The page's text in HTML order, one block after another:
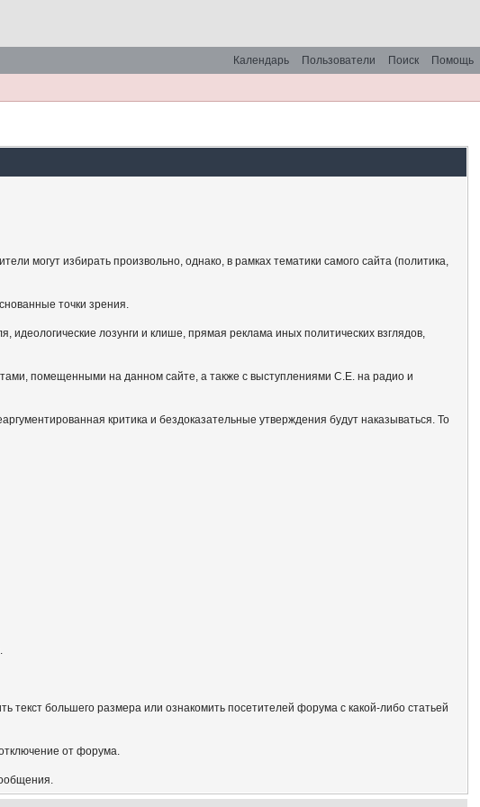
Помощь
Поиск
Пользователи
Календарь
могут избирать произвольно, однако, в рамках тематики самого сайта (политика,
точки зрения.
лозунги и клише, прямая реклама иных политических взглядов,
помещенными на данном сайте, а также с выступлениями С.Е. на радио и
критика и бездоказательные утверждения будут наказываться. То
большего размера или ознакомить посетителей форума с какой-либо статьей
от форума.